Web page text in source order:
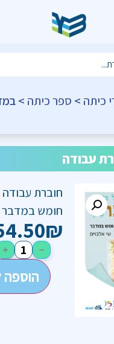
כיתה > ספר כיתה >
עבודה
חוברת עבודה
חומש במדבר
₪
−
+